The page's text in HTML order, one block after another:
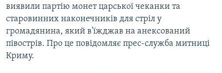
Усі сайти RFE/RL
виявили партію монет царської чеканки та
старовинних наконечників для стріл у
громадянина, який в'їжджав на анексований
півострів. Про це повідомляє прес-служба митниці
Криму.